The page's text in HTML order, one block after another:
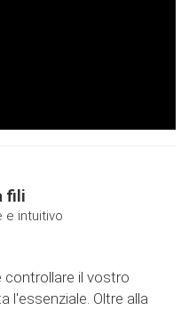
fili
e intuitivo
controllare il vostro
l'essenziale. Oltre alla